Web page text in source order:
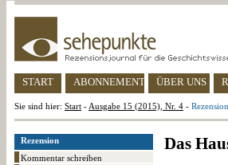
START ABONNEMENT ÜBER UNS
Sie sind hier: Start - Ausgabe 15 (2015), Nr. 4 -
Rezension
Kommentar schreiben
Das